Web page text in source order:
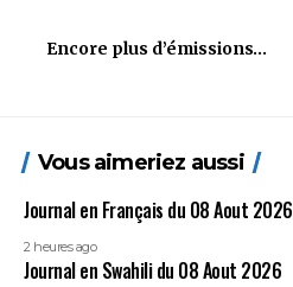
Encore plus d’émissions…
Vous aimeriez aussi
Journal en Français du 08 Aout 2026
2 heures ago
Journal en Swahili du 08 Aout 2026